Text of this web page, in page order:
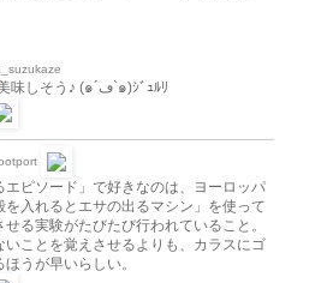
美味しそう♪ (๑´ڡ`๑)ｼﾞｭﾙﾘ
エピソード」で好きなのは、ヨーロッパ
を入れるとエサの出るマシン」を使って
る実験がたびたび行われていること。
いことを覚えさせるよりも、カラスにゴ
うが早いらしい。